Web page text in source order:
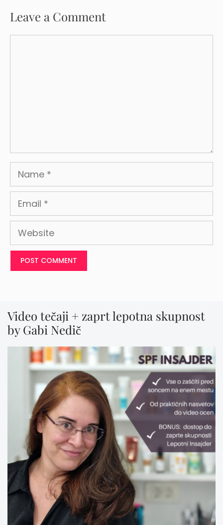
Leave a Comment
Name
Email
Website
Video tečaji + zaprt lepotna skupnost
by Gabi Nedič